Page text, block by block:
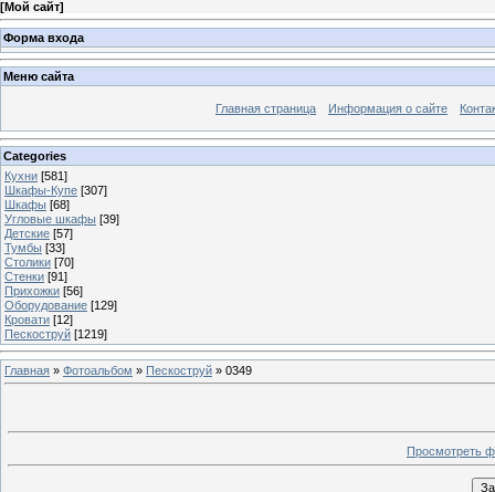
[Мой сайт]
Форма входа
Меню сайта
Главная страница Информация о сайте
Categories
Кухни [581]
Шкафы-Купе [307]
Шкафы [68]
Угловые шкафы [39]
Детские [57]
Тумбы [33]
Столики [70]
Стенки [91]
Прихожки [56]
Оборудование [129]
Кровати [12]
Пескоструй [1219]
Главная » Фотоальбом » Пескоструй » 0349
Просмотреть